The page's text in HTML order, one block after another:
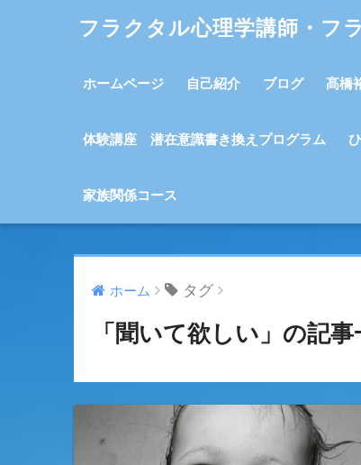
フラクタル心理学講師・フ
ホームページ 自己紹介 ブログ 髙橋
体験講座 潜在意識書き換えプログラム
家族関係コース
ホーム タグ
「聞いて欲しい」の記事